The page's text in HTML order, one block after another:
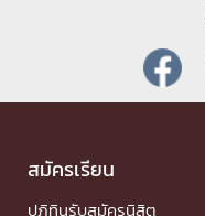
สมัครเรียน
ปฏิทินรับสมัครนิสิต